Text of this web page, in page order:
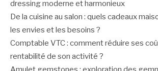
dressing moderne et harmonieux
De la cuisine au salon : quels cadeaux
les envies et les besoins ?
Comptable VTC : comment réduire ses
rentabilité de son activité ?